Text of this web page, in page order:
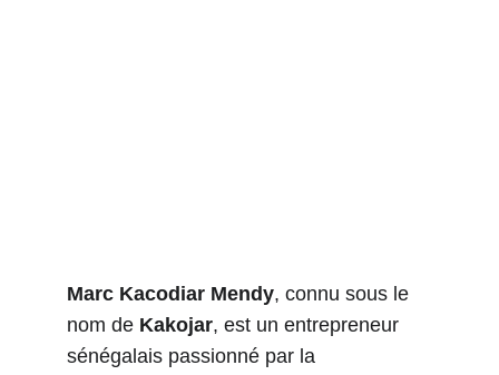
Marc Kacodiar Mendy, connu sous le
nom de Kakojar, est un entrepreneur
sénégalais passionné par la